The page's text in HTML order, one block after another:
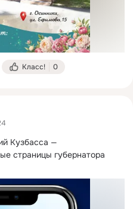
Класс! 0
Кузбасса —
страницы губернатора